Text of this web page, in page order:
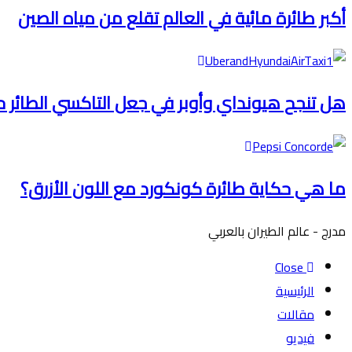
أكبر طائرة مائية في العالم تقلع من مياه الصين
هل تنجح هيونداي وأوبر في جعل التاكسي
ما هي حكاية طائرة كونكورد مع اللون الأزرق؟
مدرج - عالم الطيران بالعربي
Close
الرئيسية
مقالات
فيديو